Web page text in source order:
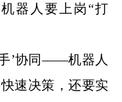
器人要上岗“打
’协同——机器人
速决策，还要实